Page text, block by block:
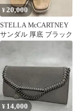
¥20,000
STELLA McCARTNEY
サンダル 厚底 ブラック
¥ 14,000